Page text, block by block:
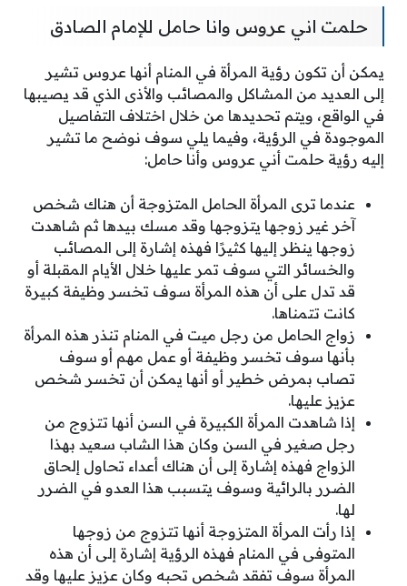
حلمت اني عروس وانا حامل للإمام الصادق
يمكن أن تكون رؤية المرأة في المنام أنها عروس تشير
إلى العديد من المشاكل والمصائب والأذى الذي قد يصيبها
في الواقع، ويتم تحديدها من خلال اختلاف التفاصيل
الموجودة في الرؤية، وفيما يلي سوف نوضح ما تشير
إليه رؤية حلمت أني عروس وأنا حامل:
عندما ترى المرأة الحامل المتزوجة أن هناك شخص
آخر غير زوجها يتزوجها وقد مسك بيدها ثم شاهدت
زوجها ينظر إليها كثيرًا فهذه إشارة إلى المصائب
والخسائر التي سوف تمر عليها خلال الأيام المقبلة أو
قد تدل على أن هذه المرأة سوف تخسر وظيفة كبيرة
كانت تتمناها.
زواج الحامل من رجل ميت في المنام تنذر هذه المرأة
بأنها سوف تخسر وظيفة أو عمل مهم أو سوف
تصاب بمرض خطير أو أنها يمكن أن تخسر شخص
عزيز عليها.
إذا شاهدت المرأة الكبيرة في السن أنها تتزوج من
رجل صغير في السن وكان هذا الشاب سعيد بهذا
الزواج فهذه إشارة إلى أن هناك أعداء تحاول إلحاق
الضرر بالرائية وسوف يتسبب هذا العدو في الضرر
لها.
إذا رأت المرأة المتزوجة أنها تتزوج من زوجها
المتوفى في المنام فهذه الرؤية إشارة إلى أن هذه
المرأة سوف تفقد شخص تحبه وكان عزيز عليها وقد